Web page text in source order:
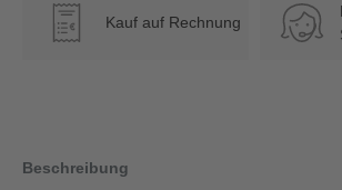
€ Kauf auf Rechnung
Beschreibung